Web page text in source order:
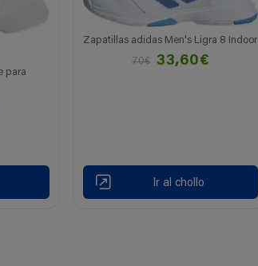
para
Zapatillas adidas Men's Ligra 8 Indoor
70€
33,60€
Ir al chollo